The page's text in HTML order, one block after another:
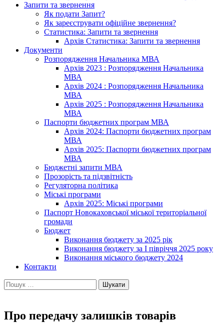
Запити та звернення
Як подати Запит?
Як зареєструвати офіційне звернення?
Статистика: Запити та звернення
Архів Статистика: Запити та звернення
Документи
Розпорядження Начальника МВА
Архів 2023 : Розпорядження Начальника
МВА
Архів 2024 : Розпорядження Начальника
МВА
Архів 2025 : Розпорядження Начальника
МВА
Паспорти бюджетних програм МВА
Архів 2024: Паспорти бюджетних програм
МВА
Архів 2025: Паспорти бюджетних програм
МВА
Бюджетні запити МВА
Прозорість та підзвітність
Регуляторна політика
Міські програми
Архів 2025: Міські програми
Паспорт Новокаховської міської територіальної
громади
Бюджет
Виконання бюджету за 2025 рік
Виконання бюджету за І півріччя 2025 року
Виконання міського бюджету 2024
Контакти
Пошук:
Про передачу залишків товарів